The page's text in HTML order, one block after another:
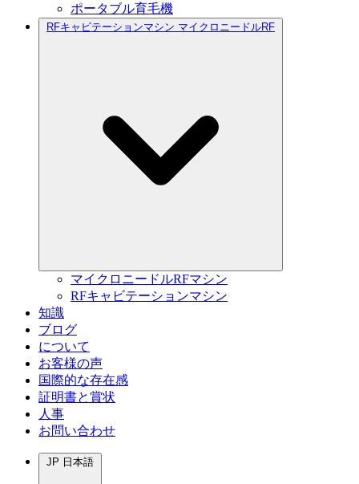
ポータブル育毛機
RFキャビテーションマシン マイクロニードルRF
マイクロニードルRFマシン
RFキャビテーションマシン
知識
ブログ
について
お客様の声
国際的な存在感
証明書と賞状
人事
お問い合わせ
JP 日本語